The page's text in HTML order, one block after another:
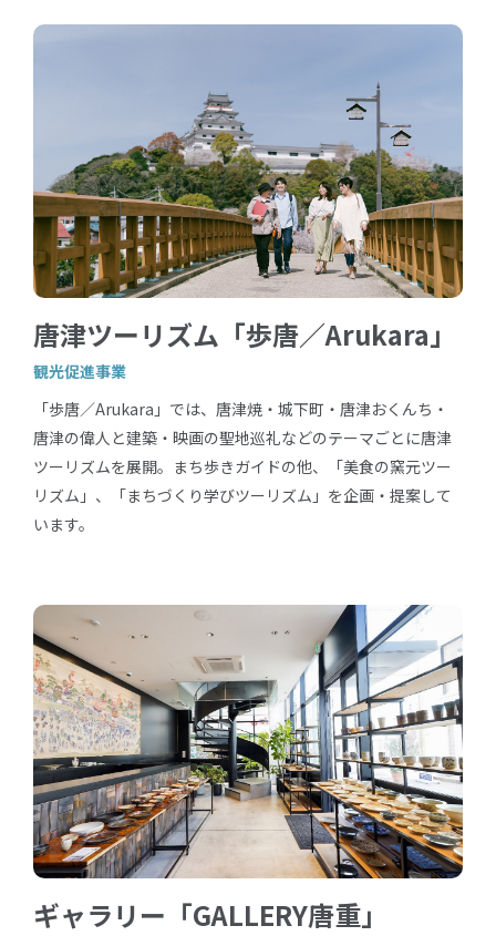
唐津ツーリズム「歩唐／Arukara」
観光促進事業
「歩唐／Arukara」では、唐津焼・城下町・唐津おくんち・
唐津の偉人と建築・映画の聖地巡礼などのテーマごとに唐津
ツーリズムを展開。まち歩きガイドの他、「美食の窯元ツー
リズム」、「まちづくり学びツーリズム」を企画・提案して
います。
ギャラリー「GALLERY唐重」